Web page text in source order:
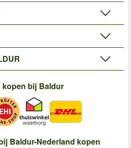
kopen bij Baldur
Baldur-Nederland kopen